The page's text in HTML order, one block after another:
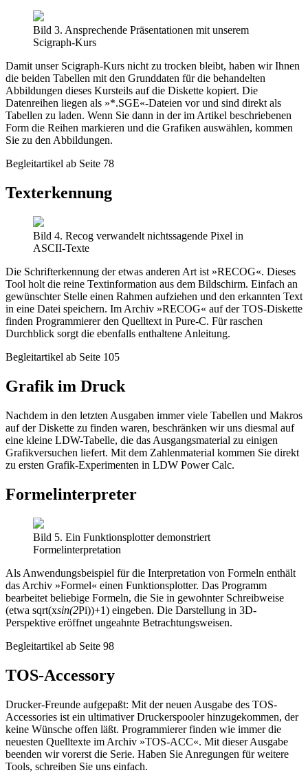
Bild 3. Ansprechende Präsentationen mit unserem
Scigraph-Kurs
Damit unser Scigraph-Kurs nicht zu trocken bleibt, haben wir Ihnen
die beiden Tabellen mit den Grunddaten für die behandelten
Abbildungen dieses Kursteils auf die Diskette kopiert. Die
Datenreihen liegen als »*.SGE«-Dateien vor und sind direkt als
Tabellen zu laden. Wenn Sie dann in der im Artikel beschriebenen
Form die Reihen markieren und die Grafiken auswählen, kommen
Sie zu den Abbildungen.
Begleitartikel ab Seite 78
Texterkennung
Bild 4. Recog verwandelt nichtssagende Pixel in
ASCII-Texte
Die Schrifterkennung der etwas anderen Art ist »RECOG«. Dieses
Tool holt die reine Textinformation aus dem Bildschirm. Einfach an
gewünschter Stelle einen Rahmen aufziehen und den erkannten Text
in eine Datei speichern. Im Archiv »RECOG« auf der TOS-Diskette
finden Programmierer den Quelltext in Pure-C. Für raschen
Durchblick sorgt die ebenfalls enthaltene Anleitung.
Begleitartikel ab Seite 105
Grafik im Druck
Nachdem in den letzten Ausgaben immer viele Tabellen und Makros
auf der Diskette zu finden waren, beschränken wir uns diesmal auf
eine kleine LDW-Tabelle, die das Ausgangsmaterial zu einigen
Grafikversuchen liefert. Mit dem Zahlenmaterial kommen Sie direkt
zu ersten Grafik-Experimenten in LDW Power Calc.
Formelinterpreter
Bild 5. Ein Funktionsplotter demonstriert
Formelinterpretation
Als Anwendungsbeispiel für die Interpretation von Formeln enthält
das Archiv »Formel« einen Funktionsplotter. Das Programm
bearbeitet beliebige Formeln, die Sie in gewohnter Schreibweise
(etwa sqrt(xsin(2Pi))+1) eingeben. Die Darstellung in 3D-
Perspektive eröffnet ungeahnte Betrachtungsweisen.
Begleitartikel ab Seite 98
TOS-Accessory
Drucker-Freunde aufgepaßt: Mit der neuen Ausgabe des TOS-
Accessories ist ein ultimativer Druckerspooler hinzugekommen, der
keine Wünsche offen läßt. Programmierer finden wie immer die
neuesten Quelltexte im Archiv »TOS-ACC«. Mit dieser Ausgabe
beenden wir vorerst die Serie. Haben Sie Anregungen für weitere
Tools, schreiben Sie uns einfach.